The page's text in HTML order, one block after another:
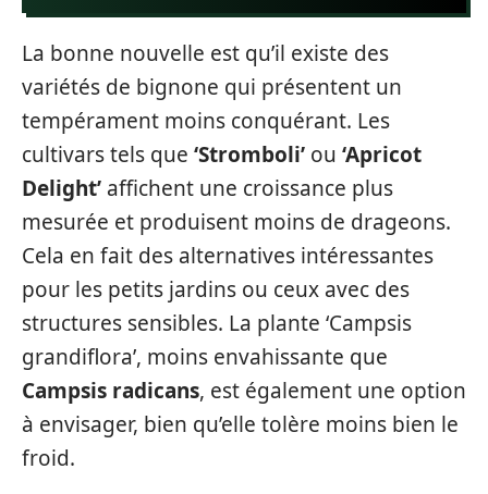
La bonne nouvelle est qu’il existe des
variétés de bignone qui présentent un
tempérament moins conquérant. Les
cultivars tels que ‘Stromboli’ ou ‘Apricot
Delight’ affichent une croissance plus
mesurée et produisent moins de drageons.
Cela en fait des alternatives intéressantes
pour les petits jardins ou ceux avec des
structures sensibles. La plante ‘Campsis
grandiflora’, moins envahissante que
Campsis radicans, est également une option
à envisager, bien qu’elle tolère moins bien le
froid.